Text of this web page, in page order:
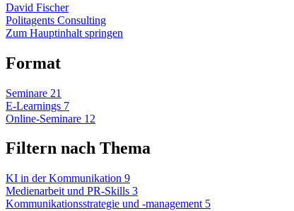
David Fischer
Politagents Consulting
Zum Hauptinhalt springen
Format
Seminare 21
E-Learnings 7
Online-Seminare 12
Filtern nach Thema
KI in der Kommunikation 9
Medienarbeit und PR-Skills 3
Kommunikationsstrategie und -management 5